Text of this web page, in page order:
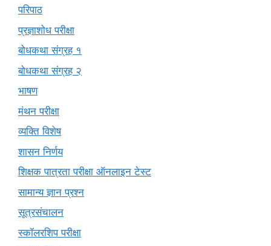
परिपाठ
प्रज्ञाशोध परीक्षा
बोधकथा संग्रह १
बोधकथा संग्रह २
भाषण
मंथन परीक्षा
व्यक्ति विशेष
शासन निर्णय
शिक्षक पात्रता परीक्षा ऑनलाइन टेस्ट
सामान्य ज्ञान प्रश्न
सूत्रसंचालन
स्कॉलरशिप परीक्षा